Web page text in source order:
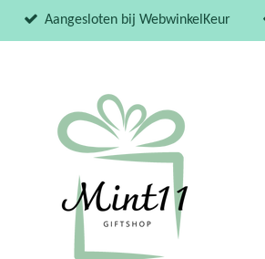
Aangesloten bij WebwinkelKeur